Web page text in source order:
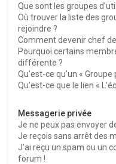
Que sont les groupes
Où trouver la liste des
rejoindre ?
Comment devenir chef
Pourquoi certains
différente ?
Qu’est-ce qu’un «
Qu’est-ce que le lien «
Messagerie privée
Je ne peux pas envoyer
Je reçois sans arrêt des
J’ai reçu un spam ou un
forum !